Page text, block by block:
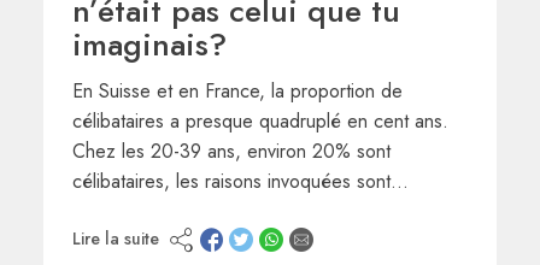
n’était pas celui que tu
imaginais?
En Suisse et en France, la proportion de
célibataires a presque quadruplé en cent ans.
Chez les 20-39 ans, environ 20% sont
célibataires, les raisons invoquées sont…
Lire la suite